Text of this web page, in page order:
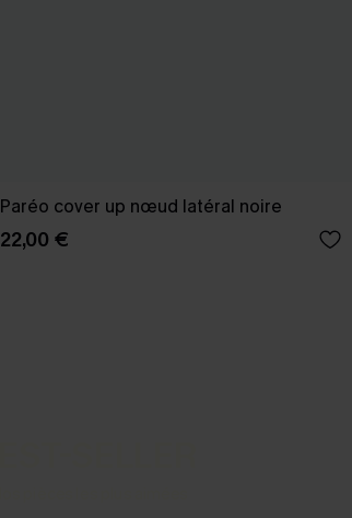
Paréo cover up nœud latéral noire
22,00 €